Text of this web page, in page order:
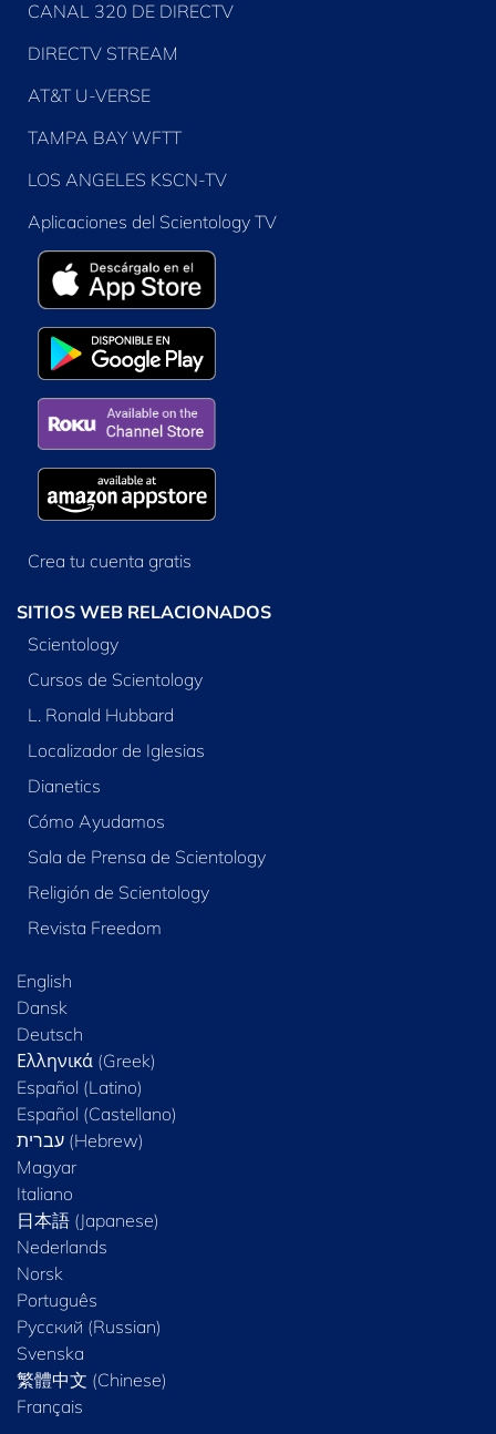
CANAL 320 DE DIRECTV
DIRECTV STREAM
AT&T U-VERSE
TAMPA BAY WFTT
LOS ANGELES KSCN-TV
Aplicaciones del Scientology TV
Crea tu cuenta gratis
SITIOS WEB RELACIONADOS
Scientology
Cursos de Scientology
L. Ronald Hubbard
Localizador de Iglesias
Dianetics
Cómo Ayudamos
Sala de Prensa de Scientology
Religión de Scientology
Revista Freedom
English
Dansk
Deutsch
Ελληνικά (Greek)
Español (Latino)
Español (Castellano)
Magyar
Italiano
日本語 (Japanese)
Nederlands
Norsk
Português
Русский (Russian)
Svenska
繁體中文 (Chinese)
Français